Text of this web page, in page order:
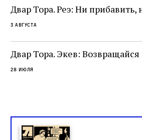
не просто покровитель
окружённый книгами. Перед
одно решение которого
целой общины и стало
спора о том, кому
слово в переводе Библии
Двар Тора. Реэ: Ни прибавить,
3 августа
Двар Тора. Экев:
28 июля